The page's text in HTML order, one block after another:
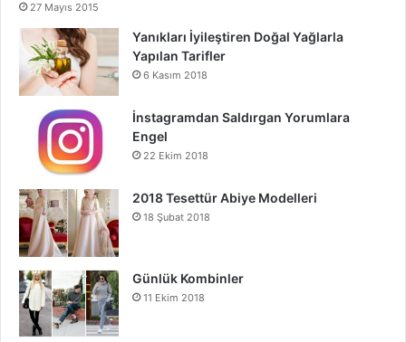
27 Mayıs 2015
Yanıkları İyileştiren Doğal Yağlarla
Yapılan Tarifler
6 Kasım 2018
İnstagramdan Saldırgan Yorumlara
Engel
22 Ekim 2018
2018 Tesettür Abiye Modelleri
18 Şubat 2018
Günlük Kombinler
11 Ekim 2018